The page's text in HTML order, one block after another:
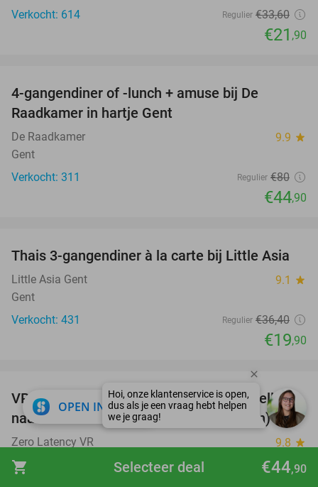
shopping_cart €44,90
Selecteer deal
Verkocht: 614
Regulier €33,60
€21 ,90
4-gangendiner of -lunch + amuse bij De
Raadkamer in hartje Gent
De Raadkamer 9.9 star
Gent
Verkocht: 311
Regulier €80
€44,90
45%
Thais 3-gangendiner à la carte bij Little Asia
Little Asia Gent 9.1 star
Gent
Verkocht: 431
Regulier €36,40
€19,90
32%
VR-experience (1-5 pers.) met 2 of 3 spellen
naar keuze of escaperoom (30 of 45 min)
Zero Latency VR 9.8 star
Gent (+1 locatie)
OPEN IN APP close